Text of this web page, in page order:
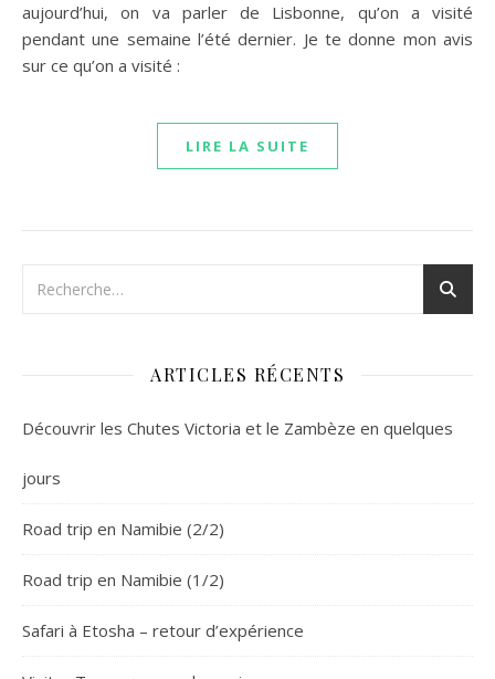
aujourd’hui, on va parler de Lisbonne, qu’on a visité
pendant une semaine l’été dernier. Je te donne mon avis
sur ce qu’on a visité :
LIRE LA SUITE
ARTICLES RÉCENTS
Découvrir les Chutes Victoria et le Zambèze en quelques
jours
Road trip en Namibie (2/2)
Road trip en Namibie (1/2)
Safari à Etosha – retour d’expérience